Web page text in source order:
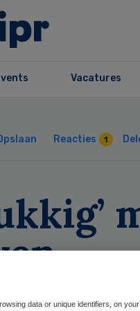
Vacatures
Reacties 1
data or unique identifiers, on